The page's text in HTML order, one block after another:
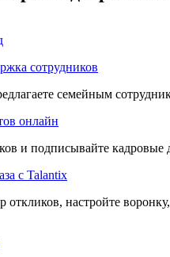
сотрудников
семейным
онлайн
и подписывайте
с Talantix
откликов, настройте